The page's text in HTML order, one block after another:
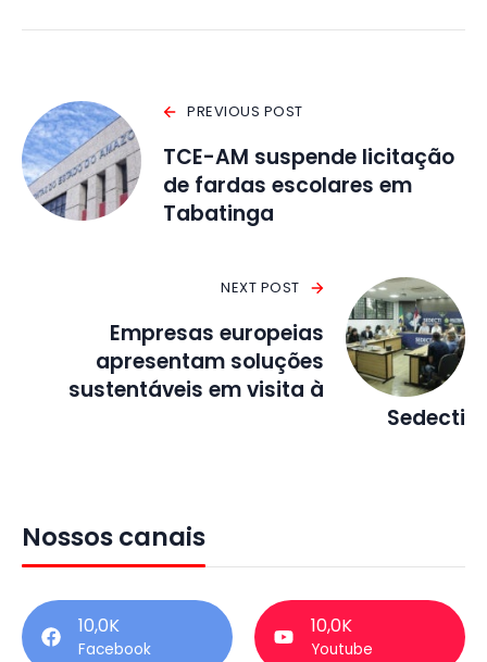
PREVIOUS POST
TCE-AM suspende licitação
de fardas escolares em
Tabatinga
NEXT POST
Empresas europeias
apresentam soluções
sustentáveis em visita à
Sedecti
Nossos canais
10,0K
Facebook
10,0K
Youtube